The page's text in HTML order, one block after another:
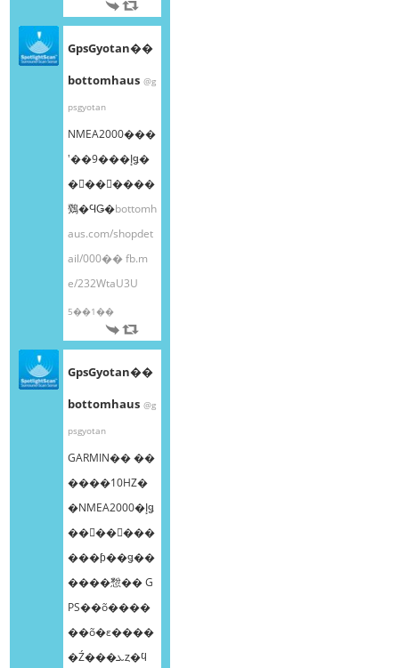
GpsGyotan��
bottomhaus @g
psgyotan
NMEA2000���
ʽ��9���إǥ�
�󥰥��󥵡����
䳫�ϤǤ�bottomh
aus.com/shopdet
ail/000��fb.m
e/232WtaU3U
5��1��
GpsGyotan��
bottomhaus @g
psgyotan
GARMIN�� ��
����10HZ�
�NMEA2000�إǥ
��󥰥��󥵡���
���ƥ��ǥ��
����㥹�� G
PS��õ����
��õ�ε����
�Ź���ܥȥ�ϥ